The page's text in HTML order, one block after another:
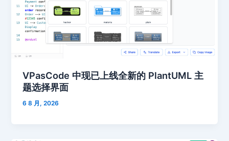
VPasCode 中现已上线全新的 PlantUML 主
题选择界面
6 8 月, 2026